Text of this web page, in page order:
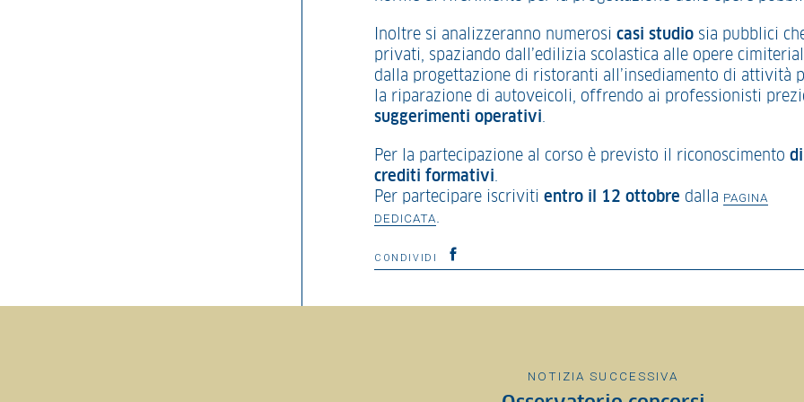
Inoltre si analizzeranno numerosi casi studio sia pubblici
privati, spaziando dall’edilizia scolastica alle opere
dalla progettazione di ristoranti all’insediamento di attività
la riparazione di autoveicoli, offrendo ai professionisti
suggerimenti operativi.
Per la partecipazione al corso è previsto il riconoscimento
crediti formativi.
Per partecipare iscriviti entro il 12 ottobre dalla PAGINA
DEDICATA.
CONDIVIDI
NOTIZIA SUCCESSIVA